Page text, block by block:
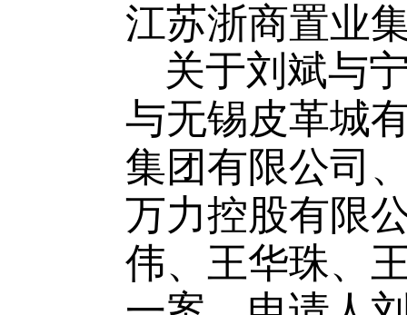
江苏浙商置业
关于刘斌与
与无锡皮革城
集团有限公司
万力控股有限
伟、王华珠、